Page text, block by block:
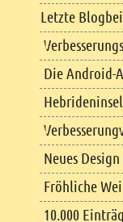
Letzte
Die Android-
Neues Design
Fröhliche
10.000